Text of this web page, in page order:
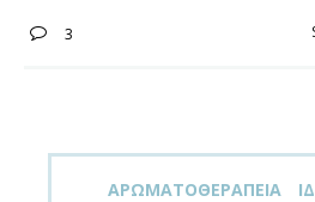
3
ΑΡΩΜΑΤΟΘΕΡΑΠΕΊΑ